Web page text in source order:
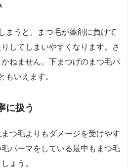
まうと、まつ毛が薬剤に負けて
してしまいやすくなります。さ
ねません。下まつげのまつ毛パ
もいえます。
に扱う
つ毛よりもダメージを受けやす
パーマをしている最中もまつ毛
ょう。